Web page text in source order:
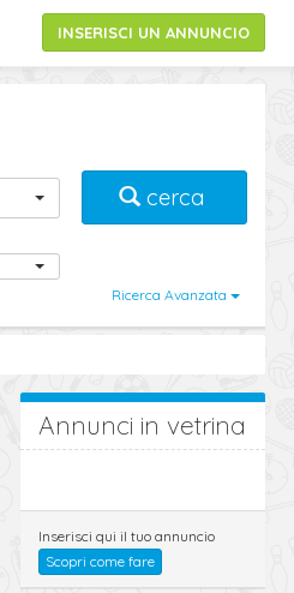
INSERISCI UN ANNUNCIO
cerca
Ricerca Avanzata
Annunci in vetrina
Inserisci qui il tuo annuncio
Scopri come fare